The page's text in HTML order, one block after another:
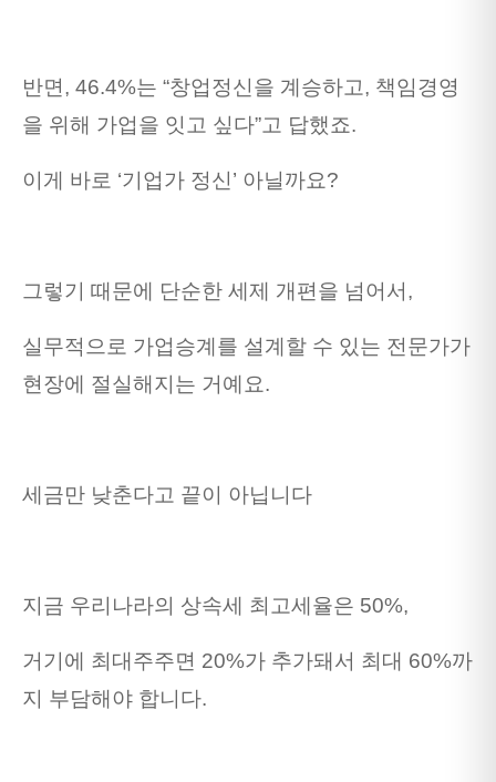
반면, 46.4%는 “창업정신을 계승하고, 책임경영
을 위해 가업을 잇고 싶다”고 답했죠.
이게 바로 ‘기업가 정신’ 아닐까요?
그렇기 때문에 단순한 세제 개편을 넘어서,
실무적으로 가업승계를 설계할 수 있는 전문가가
현장에 절실해지는 거예요.
세금만 낮춘다고 끝이 아닙니다
지금 우리나라의 상속세 최고세율은 50%,
거기에 최대주주면 20%가 추가돼서 최대 60%까
지 부담해야 합니다.